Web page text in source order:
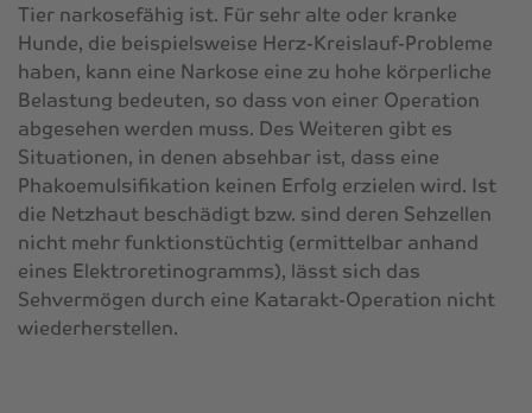
Tier narkosefähig ist. Für sehr alte oder kranke
Hunde, die beispielsweise Herz-Kreislauf-Probleme
haben, kann eine Narkose eine zu hohe körperliche
Belastung bedeuten, so dass von einer Operation
abgesehen werden muss. Des Weiteren gibt es
Situationen, in denen absehbar ist, dass eine
Phakoemulsifikation keinen Erfolg erzielen wird. Ist
die Netzhaut beschädigt bzw. sind deren Sehzellen
nicht mehr funktionstüchtig (ermittelbar anhand
eines Elektroretinogramms), lässt sich das
Sehvermögen durch eine Katarakt-Operation nicht
wiederherstellen.